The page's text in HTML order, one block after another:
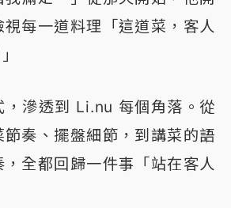
每一道料理「這道菜，客人
，滲透到 Li.nu 每個角落。從
奏、擺盤細節，到講菜的語
全都回歸一件事「站在客人